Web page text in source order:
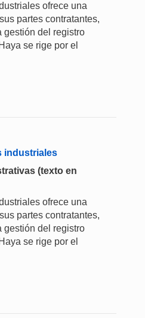
ofrece una
partes contratantes,
gestión del registro
se rige por el
industriales
(texto en
ofrece una
partes contratantes,
gestión del registro
se rige por el